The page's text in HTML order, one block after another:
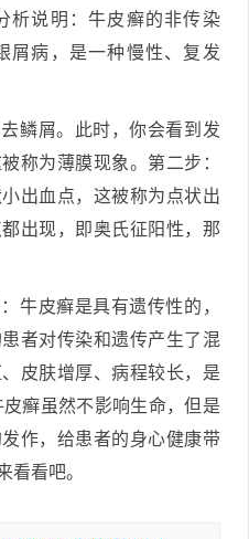
析说明：牛皮癣的非传染
屑病，是一种慢性、复发
鳞屑。此时，你会看到发
称为薄膜现象。第二步：
出血点，这被称为点状出
出现，即奥氏征阳性，那
牛皮癣是具有遗传性的，
者对传染和遗传产生了混
皮肤增厚、病程较长，是
癣虽然不影响生命，但是
作，给患者的身心健康带
看看吧。